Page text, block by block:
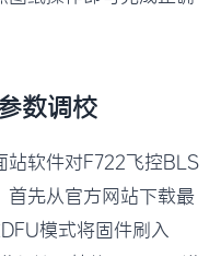
数调校
站软件对F722飞控BLS
首先从官方网站下载最
模式将固件刷入